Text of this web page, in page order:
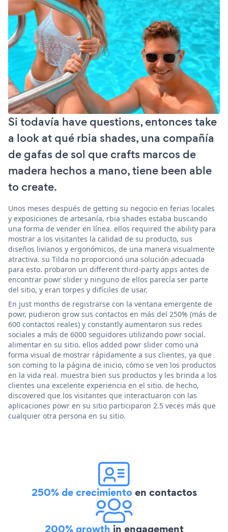
Si todavía have questions, entonces take
a look at qué rbia shades, una compañía
de gafas de sol que crafts marcos de
madera hechos a mano, tiene been able
to create.
Unos meses después de getting su negocio en ferias locales
y exposiciones de artesanía, rbia shades estaba buscando
una forma de vender en línea. ellos required the ability para
mostrar a los visitantes la calidad de su producto, sus
diseños livianos y ergonómicos, de una manera visualmente
atractiva. su Tilda no proporcionó una solución adecuada
para esto. probaron un different third-party apps antes de
encontrar powr slider y ninguno de ellos parecía ser parte
del sitio, y eran torpes y difíciles de usar.
En just months de registrarse con la ventana emergente de
powr, pudieron grow sus contactos en más del 250% (más de
600 contactos reales) y constantly aumentaron sus redes
sociales a más de 6000 seguidores utilizando powr social.
alimentar en su sitio. ellos added powr slider como una
forma visual de mostrar rápidamente a sus clientes, ya que
son coming to la página de inicio, cómo se ven los productos
en la vida real. muestra bien sus productos y les brinda a los
clientes una excelente experiencia en el sitio. de hecho,
discovered que los visitantes que interactuaron con las
aplicaciones powr en su sitio participaron 2.5 veces más que
cualquier otra persona en su sitio.
250% de crecimientoen contactos
200% growth in engagement